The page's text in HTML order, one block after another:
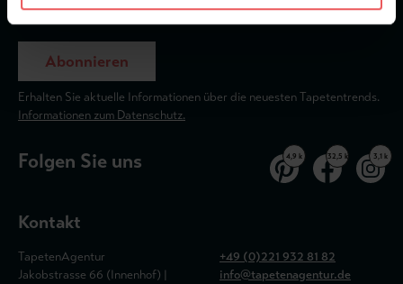
Abonnieren
Erhalten Sie aktuelle Informationen über die neuesten Tapetentrends.
Informationen zum Datenschutz.
Folgen Sie uns 4,9 k 32,5 k 3,1 k
Kontakt
TapetenAgentur
Jakobstrasse 66 (Innenhof) |
+49 (0)221 932 81 82
info@tapetenagentur.de